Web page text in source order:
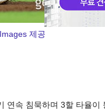
제공
연속 침묵하며 3할 타율이